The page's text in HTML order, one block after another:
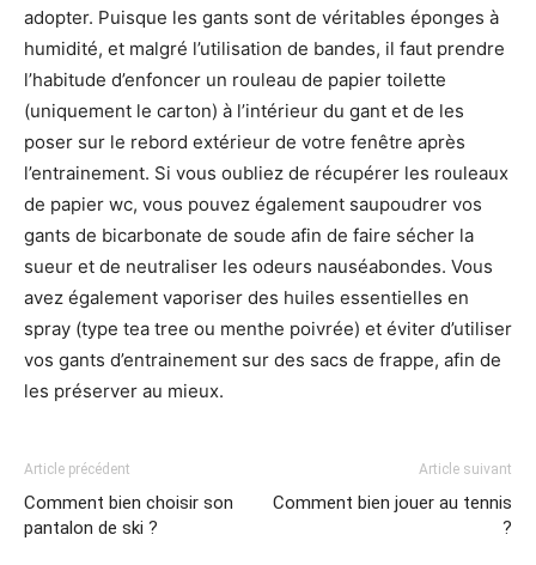
adopter. Puisque les gants sont de véritables éponges à
humidité, et malgré l’utilisation de bandes, il faut prendre
l’habitude d’enfoncer un rouleau de papier toilette
(uniquement le carton) à l’intérieur du gant et de les
poser sur le rebord extérieur de votre fenêtre après
l’entrainement. Si vous oubliez de récupérer les rouleaux
de papier wc, vous pouvez également saupoudrer vos
gants de bicarbonate de soude afin de faire sécher la
sueur et de neutraliser les odeurs nauséabondes. Vous
avez également vaporiser des huiles essentielles en
spray (type tea tree ou menthe poivrée) et éviter d’utiliser
vos gants d’entrainement sur des sacs de frappe, afin de
les préserver au mieux.
Article précédent
Comment bien choisir son
pantalon de ski ?
Article suivant
Comment bien jouer au tennis
?